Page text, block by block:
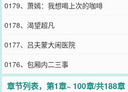
0179、萧嫣：我想喝上次的咖啡
0178、渴望超凡
0177、吕夫蒙大闹医院
0176、包厢内二三事
章节列表，第1章~ 100章/共188章